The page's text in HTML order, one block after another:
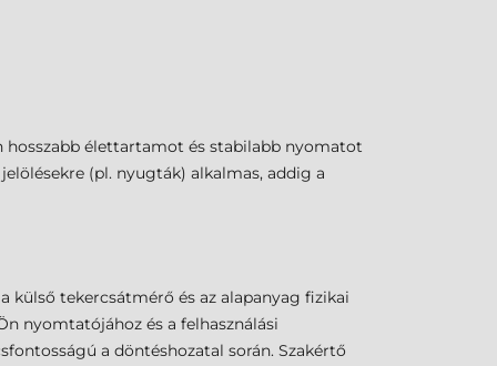
hosszabb élettartamot és stabilabb nyomatot
(pl. nyugták) alkalmas, addig a
külső tekercsátmérő és az alapanyag fizikai
nyomtatójához és a felhasználási
a döntéshozatal során. Szakértő